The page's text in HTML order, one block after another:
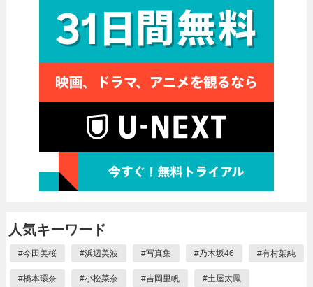
人気キーワード
#今田美桜 #浜辺美波 #写真集 #乃木坂46 #有村架純
#橋本環奈 #小松菜奈 #吉岡里帆 #土屋太鳳